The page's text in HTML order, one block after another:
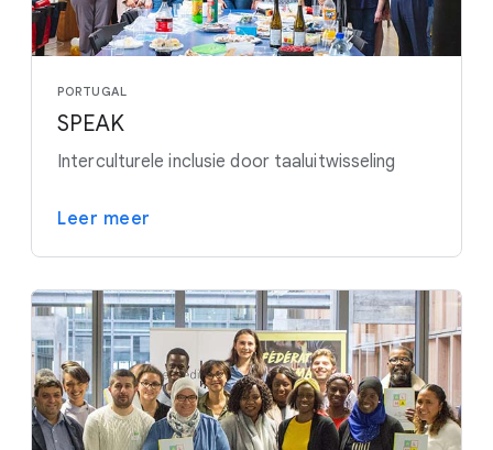
PORTUGAL
SPEAK
Interculturele inclusie door taaluitwisseling
Leer meer